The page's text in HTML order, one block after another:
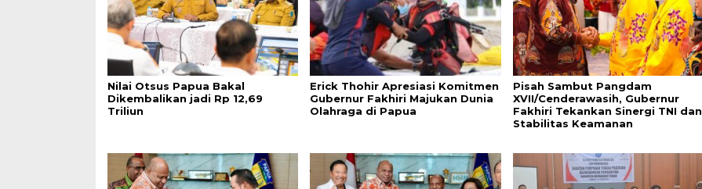
Nilai Otsus Papua Bakal
Dikembalikan jadi Rp 12,69
Triliun
Erick Thohir Apresiasi Komitmen
Gubernur Fakhiri Majukan Dunia
Olahraga di Papua
Pisah Sambut Pangdam
XVII/Cenderawasih, Gubernur
Fakhiri Tekankan Sinergi TNI dan
Stabilitas Keamanan